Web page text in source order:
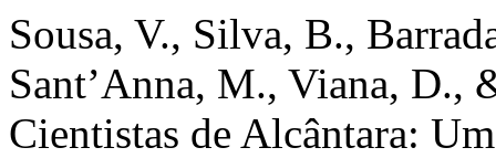
Sousa, V., Silva, B.,
Sant’Anna, M., Viana,
Cientistas de Alcântara: